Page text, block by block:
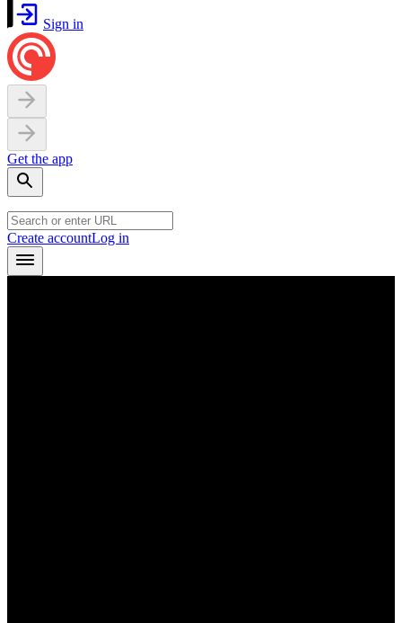
Sign in
Get the app
Create accountLog in